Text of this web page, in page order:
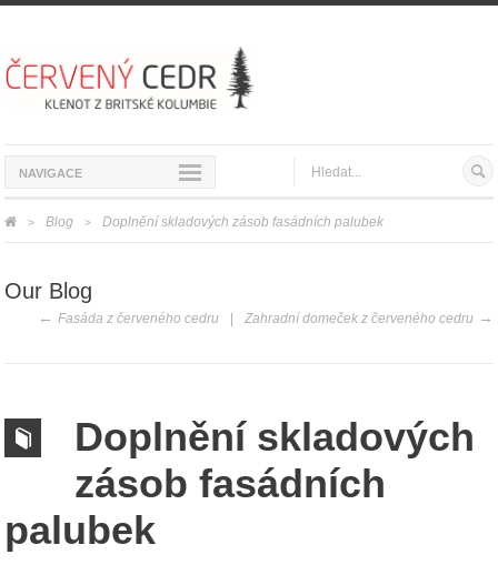
NAVIGACE
> Blog > Doplnění skladových zásob fasádních palubek
Our Blog
Fasáda z červeného cedru Zahradní domeček z červeného cedru
Doplnění skladových
zásob fasádních
palubek